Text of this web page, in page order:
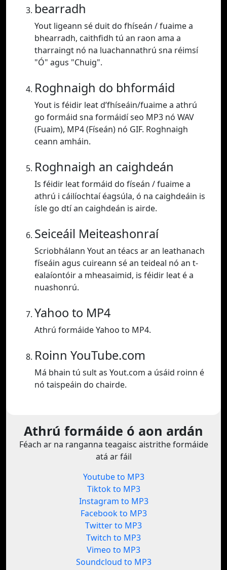
bearradh
Yout ligeann sé duit do fhíseán / fuaime a
bhearradh, caithfidh tú an raon ama a
tharraingt nó na luachannathrú sna réimsí
"Ó" agus "Chuig".
Roghnaigh do bhformáid
Yout is féidir leat d’fhíseáin/fuaime a athrú
go formáid sna formáidí seo MP3 nó WAV
(Fuaim), MP4 (Físeán) nó GIF. Roghnaigh
ceann amháin.
Roghnaigh an caighdeán
Is féidir leat formáid do físeán / fuaime a
athrú i cáilíochtaí éagsúla, ó na caighdeáin is
ísle go dtí an caighdeán is airde.
Seiceáil Meiteashonraí
Scriobhálann Yout an téacs ar an leathanach
físeáin agus cuireann sé an teideal nó an t-
ealaíontóir a mheasaimid, is féidir leat é a
nuashonrú.
Yahoo to MP4
Athrú formáide Yahoo to MP4.
Roinn YouTube.com
Má bhain tú sult as Yout.com a úsáid roinn é
nó taispeáin do chairde.
Athrú formáide ó aon ardán
Féach ar na ranganna teagaisc aistrithe formáide
atá ar fáil
Youtube to MP3
Tiktok to MP3
Instagram to MP3
Facebook to MP3
Twitter to MP3
Twitch to MP3
Vimeo to MP3
Soundcloud to MP3